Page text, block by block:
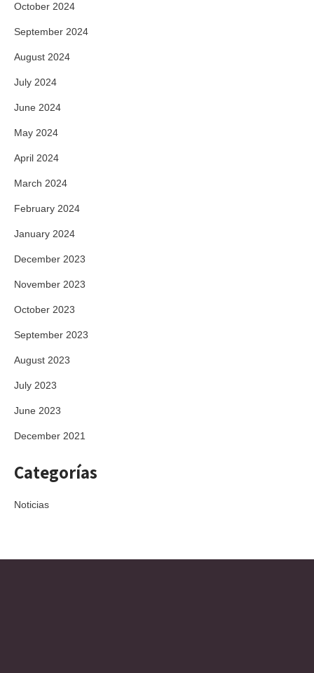
October 2024
September 2024
August 2024
July 2024
June 2024
May 2024
April 2024
March 2024
February 2024
January 2024
December 2023
November 2023
October 2023
September 2023
August 2023
July 2023
June 2023
December 2021
Categorías
Noticias